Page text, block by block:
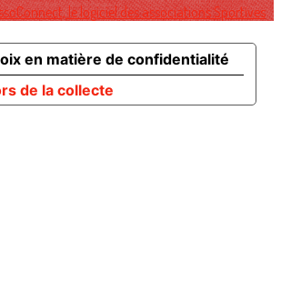
le logiciel des associations Sportives
de la collecte
en matière de confidentialité